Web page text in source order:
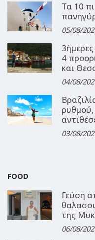
Τα 10
05/08/
4
και
04/08/
03/08/
FOOD
Γεύση
της
06/08/